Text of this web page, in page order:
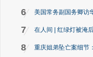
6 美国常务副国务卿访
7 在人间 | 红绿灯被淹
8 重庆姐弟坠亡案细节